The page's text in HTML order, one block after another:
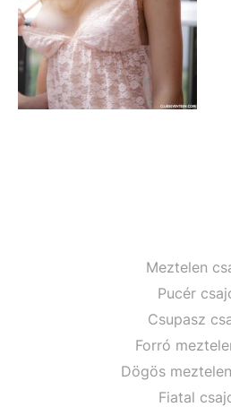
Meztelen
Pucér
Csupasz
Forró
Dögös
Fiatal